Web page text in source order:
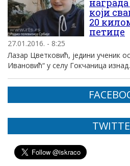
који
20
петице
27.01.2016. - 8:25
Лазар Цветковић, једини ученик
Ивановић“ у селу Гокчаница